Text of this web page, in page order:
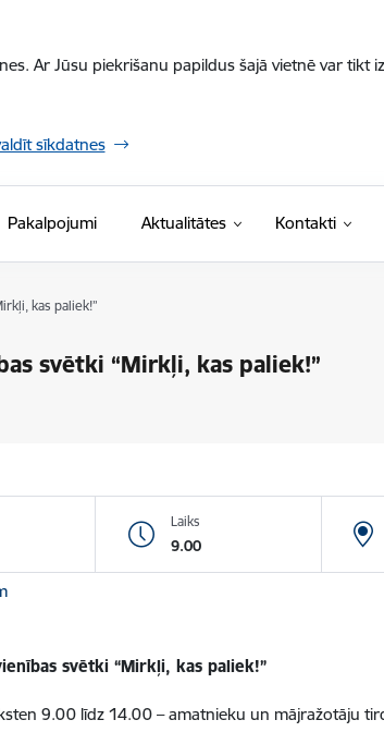
Ar Jūsu piekrišanu papildus šajā vietnē var tikt
sīkdatnes
Pakalpojumi Aktualitātes Kontakti
kas paliek!”
svētki “Mirkļi, kas paliek!”
Laiks
9.00
svētki “Mirkļi, kas paliek!”
9.00 līdz 14.00 – amatnieku un mājražotāju